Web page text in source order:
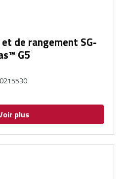
de rangement SG-
G5
plus